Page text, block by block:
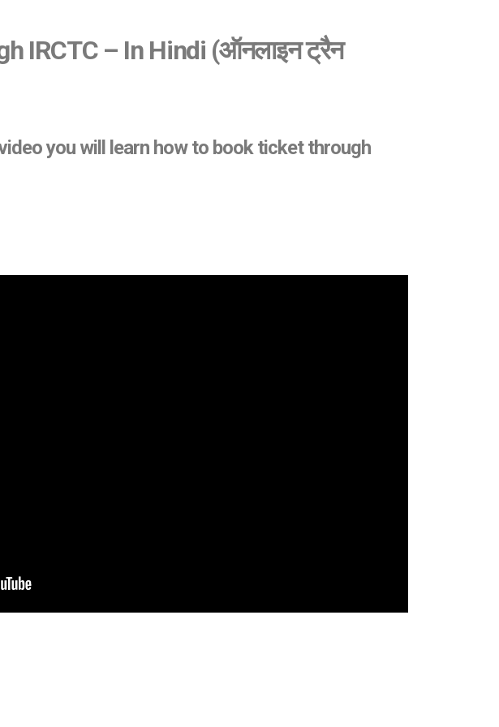
IRCTC – In Hindi (ऑनलाइन ट्रैन
video you will learn how to book ticket through